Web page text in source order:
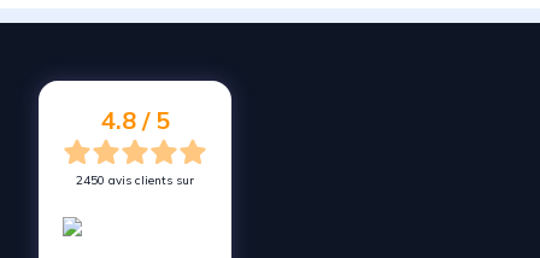
Vendez votre voiture à
4.8 / 5
2450 avis clients sur